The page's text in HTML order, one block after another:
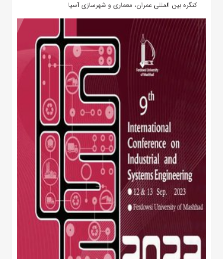
کنگره بین المللی عمران، معماری و شهرسازی آسیا